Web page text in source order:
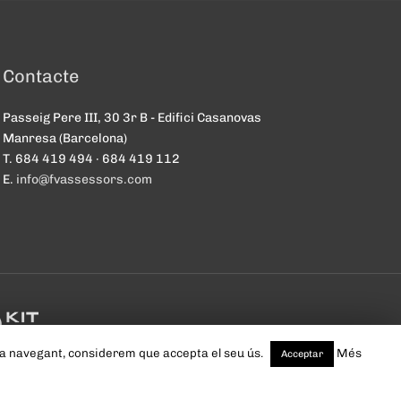
Contacte
Passeig Pere III, 30 3r B - Edifici Casanovas
Manresa (Barcelona)
T. 684 419 494 · 684 419 112
E. info@fvassessors.com
considerem que accepta el seu ús. Acceptar
Més